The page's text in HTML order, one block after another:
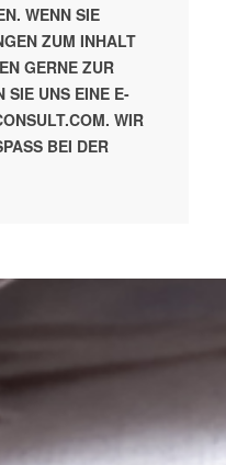
WENN SIE
ZUM INHALT
GERNE ZUR
SIE UNS EINE E-
WIR
BEI DER L